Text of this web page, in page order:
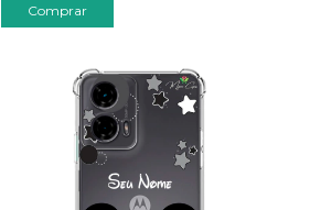
Comprar